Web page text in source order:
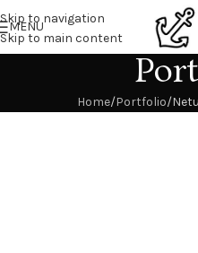
Skip to navigation
Skip to main content
MENU
Home Portfolio